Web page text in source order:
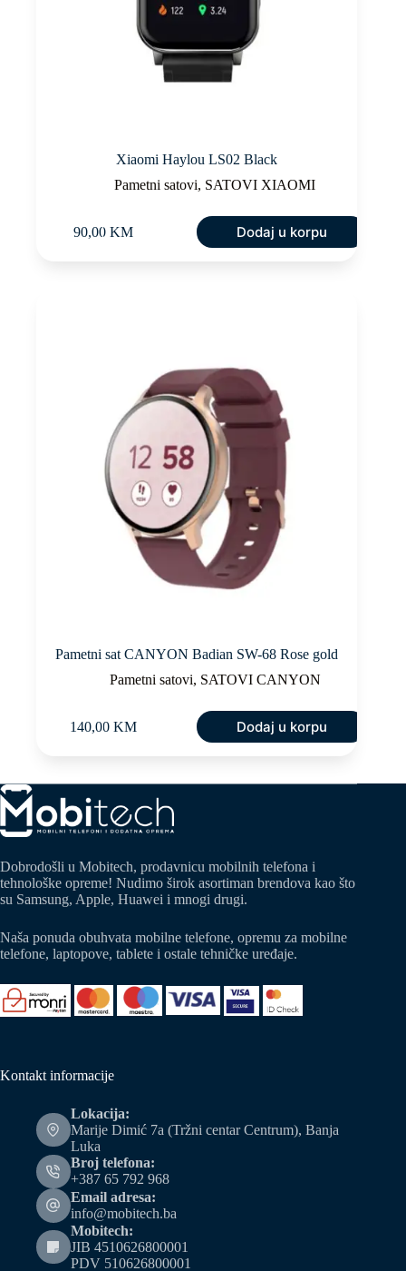
Xiaomi Haylou LS02 Black
Pametni satovi, SATOVI XIAOMI
90,00 KM Dodaj u korpu
Pametni sat CANYON Badian SW-68 Rose gold
Pametni satovi, SATOVI CANYON
140,00 KM Dodaj u korpu
Dobrodošli u Mobitech, prodavnicu mobilnih telefona i
tehnološke opreme! Nudimo širok asortiman brendova kao što
su Samsung, Apple, Huawei i mnogi drugi.
Naša ponuda obuhvata mobilne telefone, opremu za mobilne
telefone, laptopove, tablete i ostale tehničke uređaje.
Kontakt informacije
Lokacija:
Marije Dimić 7a (Tržni centar Centrum), Banja
Luka
Broj telefona:
+387 65 792 968
Email adresa:
info@mobitech.ba
Mobitech:
JIB 4510626800001
PDV 510626800001